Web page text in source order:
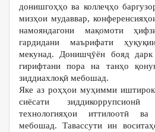
донишгоҳҳо ва коллеҷҳо
мизҳои мудаввар,
намояндагони мақомоти
гардидани маърифати
мекунад. Донишҷӯён бояд
гирифтани пора на танҳо
зиддиахлоқӣ мебошад.
Яке аз роҳҳои муҳимми
сиёсати
технологияҳои иттилоотӣ
мебошад. Тавассути ин